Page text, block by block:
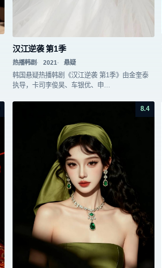
汉江逆袭 第1季
热播韩剧 2021 悬疑
韩国悬疑热播韩剧《汉江逆袭 第1季》由金奎泰
执导，卡司李俊昊、车银优、申…
8.4